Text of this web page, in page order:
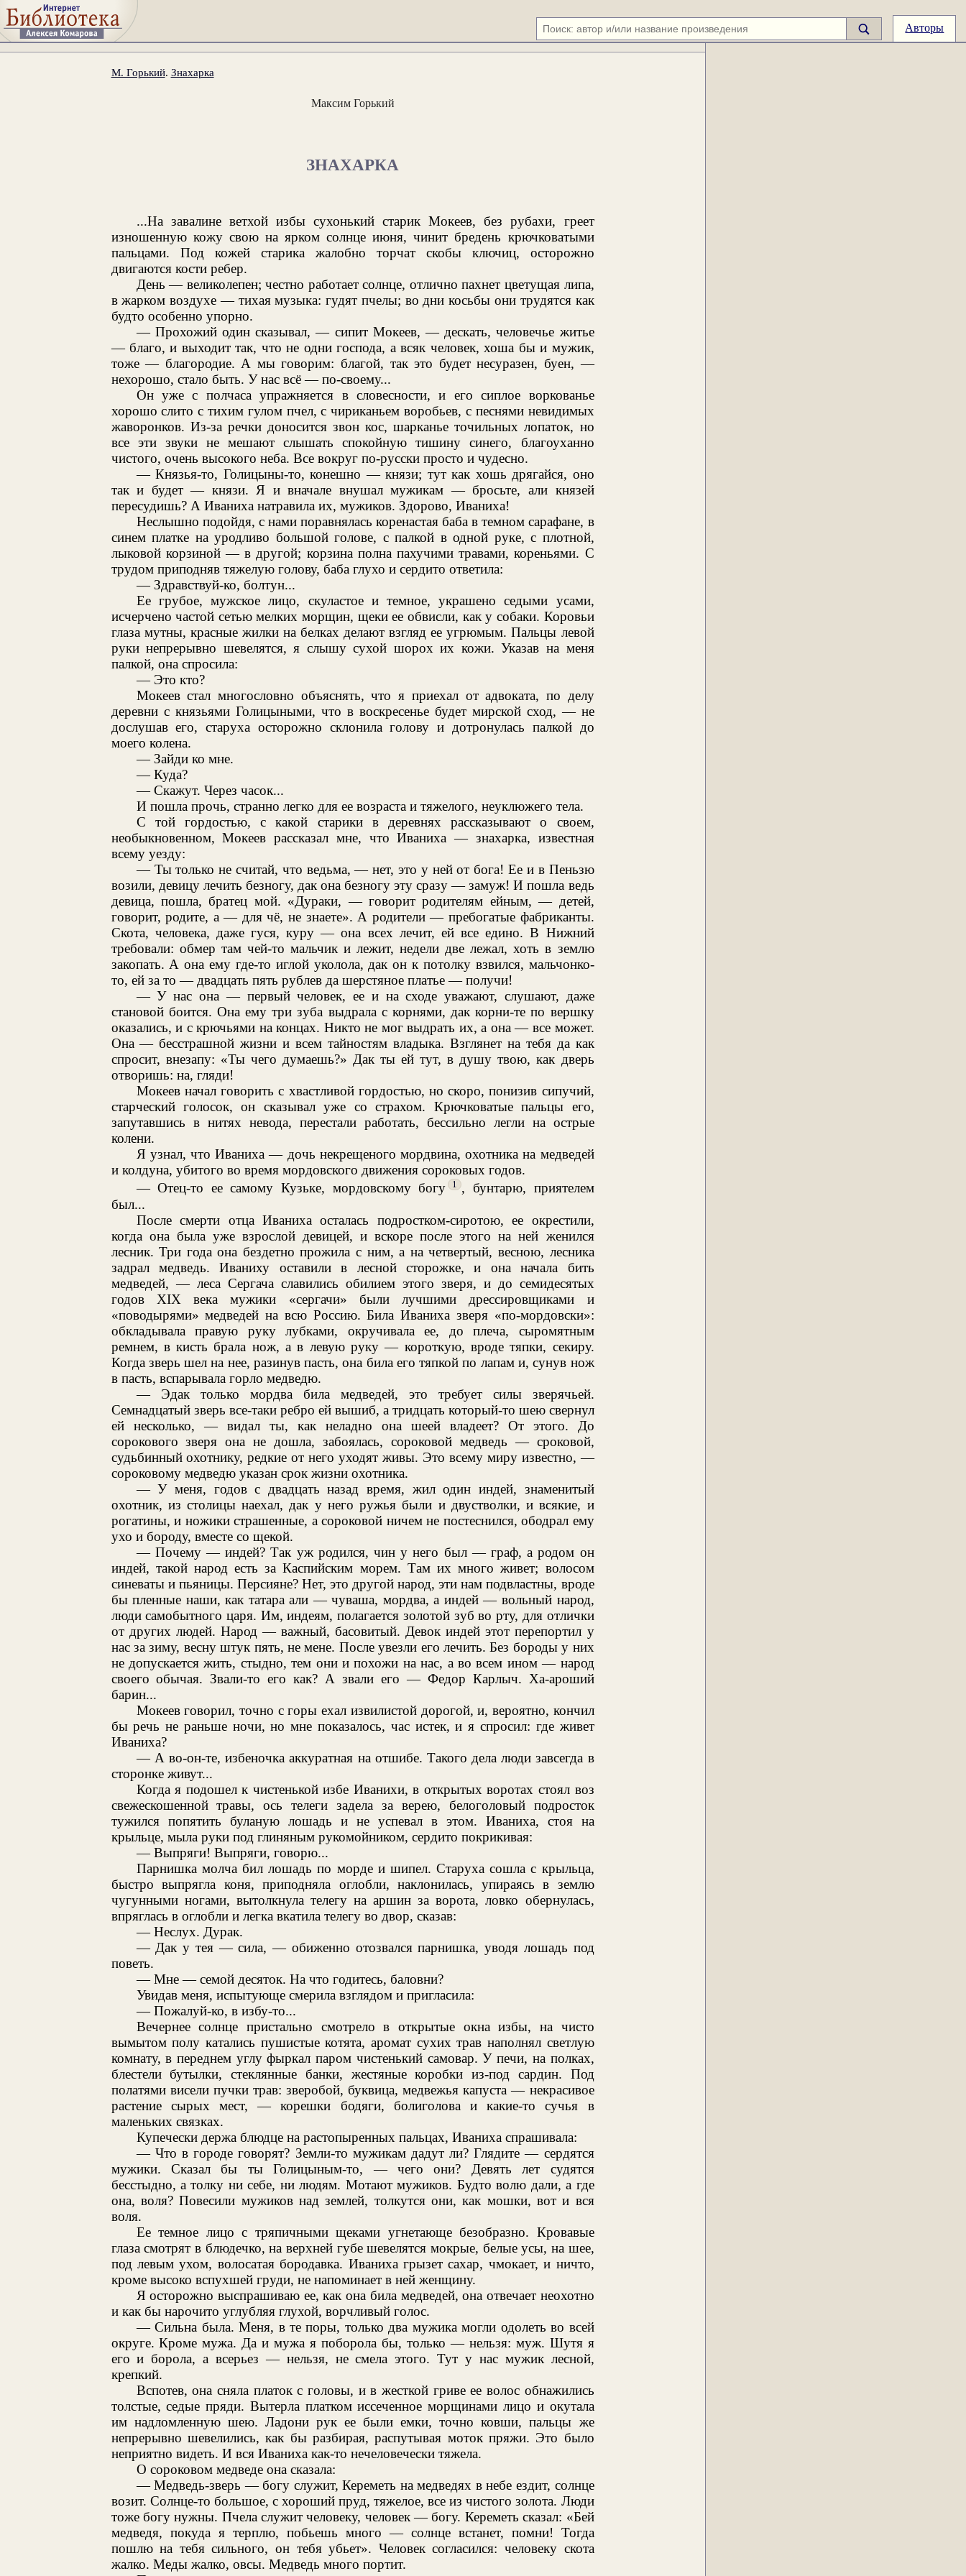
Авторы
М. Горький. Знахарка
Максим Горький
ЗНАХАРКА
...На завалине ветхой избы сухонький старик Мокеев, без рубахи, греет
изношенную кожу свою на ярком солнце июня, чинит бредень крючковатыми
пальцами. Под кожей старика жалобно торчат скобы ключиц, осторожно
двигаются кости ребер.
День — великолепен; честно работает солнце, отлично пахнет цветущая липа,
в жарком воздухе — тихая музыка: гудят пчелы; во дни косьбы они трудятся как
будто особенно упорно.
— Прохожий один сказывал, — сипит Мокеев, — дескать, человечье житье
— благо, и выходит так, что не одни господа, а всяк человек, хоша бы и мужик,
тоже — благородие. А мы говорим: благой, так это будет несуразен, буен, —
нехорошо, стало быть. У нас всё — по-своему...
Он уже с полчаса упражняется в словесности, и его сиплое воркованье
хорошо слито с тихим гулом пчел, с чириканьем воробьев, с песнями невидимых
жаворонков. Из-за речки доносится звон кос, шарканье точильных лопаток, но
все эти звуки не мешают слышать спокойную тишину синего, благоуханно
чистого, очень высокого неба. Все вокруг по-русски просто и чудесно.
— Князья-то, Голицыны-то, конешно — князи; тут как хошь дрягайся, оно
так и будет — князи. Я и вначале внушал мужикам — бросьте, али князей
пересудишь? А Иваниха натравила их, мужиков. Здорово, Иваниха!
Неслышно подойдя, с нами поравнялась коренастая баба в темном сарафане, в
синем платке на уродливо большой голове, с палкой в одной руке, с плотной,
лыковой корзиной — в другой; корзина полна пахучими травами, кореньями. С
трудом приподняв тяжелую голову, баба глухо и сердито ответила:
— Здравствуй-ко, болтун...
Ее грубое, мужское лицо, скуластое и темное, украшено седыми усами,
исчерчено частой сетью мелких морщин, щеки ее обвисли, как у собаки. Коровьи
глаза мутны, красные жилки на белках делают взгляд ее угрюмым. Пальцы левой
руки непрерывно шевелятся, я слышу сухой шорох их кожи. Указав на меня
палкой, она спросила:
— Это кто?
Мокеев стал многословно объяснять, что я приехал от адвоката, по делу
деревни с князьями Голицыными, что в воскресенье будет мирской сход, — не
дослушав его, старуха осторожно склонила голову и дотронулась палкой до
моего колена.
— Зайди ко мне.
— Куда?
— Скажут. Через часок...
И пошла прочь, странно легко для ее возраста и тяжелого, неуклюжего тела.
С той гордостью, с какой старики в деревнях рассказывают о своем,
необыкновенном, Мокеев рассказал мне, что Иваниха — знахарка, известная
всему уезду:
— Ты только не считай, что ведьма, — нет, это у ней от бога! Ее и в Пеньзю
возили, девицу лечить безногу, дак она безногу эту сразу — замуж! И пошла ведь
девица, пошла, братец мой. «Дураки, — говорит родителям ейным, — детей,
говорит, родите, а — для чё, не знаете». А родители — пребогатые фабриканты.
Скота, человека, даже гуся, куру — она всех лечит, ей все едино. В Нижний
требовали: обмер там чей-то мальчик и лежит, недели две лежал, хоть в землю
закопать. А она ему где-то иглой уколола, дак он к потолку взвился, мальчонко-
то, ей за то — двадцать пять рублев да шерстяное платье — получи!
— У нас она — первый человек, ее и на сходе уважают, слушают, даже
становой боится. Она ему три зуба выдрала с корнями, дак корни-те по вершку
оказались, и с крючьями на концах. Никто не мог выдрать их, а она — все может.
Она — бесстрашной жизни и всем тайностям владыка. Взглянет на тебя да как
спросит, внезапу: «Ты чего думаешь?» Дак ты ей тут, в душу твою, как дверь
отворишь: на, гляди!
Мокеев начал говорить с хвастливой гордостью, но скоро, понизив сипучий,
старческий голосок, он сказывал уже со страхом. Крючковатые пальцы его,
запутавшись в нитях невода, перестали работать, бессильно легли на острые
колени.
Я узнал, что Иваниха — дочь некрещеного мордвина, охотника на медведей
и колдуна, убитого во время мордовского движения сороковых годов.
— Отец-то ее самому Кузьке, мордовскому богу
1 , бунтарю, приятелем
был...
После смерти отца Иваниха осталась подростком-сиротою, ее окрестили,
когда она была уже взрослой девицей, и вскоре после этого на ней женился
лесник. Три года она бездетно прожила с ним, а на четвертый, весною, лесника
задрал медведь. Иваниху оставили в лесной сторожке, и она начала бить
медведей, — леса Сергача славились обилием этого зверя, и до семидесятых
годов XIX века мужики «сергачи» были лучшими дрессировщиками и
«поводырями» медведей на всю Россию. Била Иваниха зверя «по-мордовски»:
обкладывала правую руку лубками, окручивала ее, до плеча, сыромятным
ремнем, в кисть брала нож, а в левую руку — короткую, вроде тяпки, секиру.
Когда зверь шел на нее, разинув пасть, она била его тяпкой по лапам и, сунув нож
в пасть, вспарывала горло медведю.
— Эдак только мордва била медведей, это требует силы зверячьей.
Семнадцатый зверь все-таки ребро ей вышиб, а тридцать который-то шею свернул
ей несколько, — видал ты, как неладно она шеей владеет? От этого. До
сорокового зверя она не дошла, забоялась, сороковой медведь — сроковой,
судьбинный охотнику, редкие от него уходят живы. Это всему миру известно, —
сороковому медведю указан срок жизни охотника.
— У меня, годов с двадцать назад время, жил один индей, знаменитый
охотник, из столицы наехал, дак у него ружья были и двустволки, и всякие, и
рогатины, и ножики страшенные, а сороковой ничем не постеснился, ободрал ему
ухо и бороду, вместе со щекой.
— Почему — индей? Так уж родился, чин у него был — граф, а родом он
индей, такой народ есть за Каспийским морем. Там их много живет; волосом
синеваты и пьяницы. Персияне? Нет, это другой народ, эти нам подвластны, вроде
бы пленные наши, как татара али — чуваша, мордва, а индей — вольный народ,
люди самобытного царя. Им, индеям, полагается золотой зуб во рту, для отлички
от других людей. Народ — важный, басовитый. Девок индей этот перепортил у
нас за зиму, весну штук пять, не мене. После увезли его лечить. Без бороды у них
не допускается жить, стыдно, тем они и похожи на нас, а во всем ином — народ
своего обычая. Звали-то его как? А звали его — Федор Карлыч. Ха-ароший
барин...
Мокеев говорил, точно с горы ехал извилистой дорогой, и, вероятно, кончил
бы речь не раньше ночи, но мне показалось, час истек, и я спросил: где живет
Иваниха?
— А во-он-те, избеночка аккуратная на отшибе. Такого дела люди завсегда в
сторонке живут...
Когда я подошел к чистенькой избе Иванихи, в открытых воротах стоял воз
свежескошенной травы, ось телеги задела за верею, белоголовый подросток
тужился попятить буланую лошадь и не успевал в этом. Иваниха, стоя на
крыльце, мыла руки под глиняным рукомойником, сердито покрикивая:
— Выпряги! Выпряги, говорю...
Парнишка молча бил лошадь по морде и шипел. Старуха сошла с крыльца,
быстро выпрягла коня, приподняла оглобли, наклонилась, упираясь в землю
чугунными ногами, вытолкнула телегу на аршин за ворота, ловко обернулась,
впряглась в оглобли и легка вкатила телегу во двор, сказав:
— Неслух. Дурак.
— Дак у тея — сила, — обиженно отозвался парнишка, уводя лошадь под
поветь.
— Мне — семой десяток. На что годитесь, баловни?
Увидав меня, испытующе смерила взглядом и пригласила:
— Пожалуй-ко, в избу-то...
Вечернее солнце пристально смотрело в открытые окна избы, на чисто
вымытом полу катались пушистые котята, аромат сухих трав наполнял светлую
комнату, в переднем углу фыркал паром чистенький самовар. У печи, на полках,
блестели бутылки, стеклянные банки, жестяные коробки из-под сардин. Под
полатями висели пучки трав: зверобой, буквица, медвежья капуста — некрасивое
растение сырых мест, — корешки бодяги, болиголова и какие-то сучья в
маленьких связках.
Купечески держа блюдце на растопыренных пальцах, Иваниха спрашивала:
— Что в городе говорят? Земли-то мужикам дадут ли? Глядите — сердятся
мужики. Сказал бы ты Голицыным-то, — чего они? Девять лет судятся
бесстыдно, а толку ни себе, ни людям. Мотают мужиков. Будто волю дали, а где
она, воля? Повесили мужиков над землей, толкутся они, как мошки, вот и вся
воля.
Ее темное лицо с тряпичными щеками угнетающе безобразно. Кровавые
глаза смотрят в блюдечко, на верхней губе шевелятся мокрые, белые усы, на шее,
под левым ухом, волосатая бородавка. Иваниха грызет сахар, чмокает, и ничто,
кроме высоко вспухшей груди, не напоминает в ней женщину.
Я осторожно выспрашиваю ее, как она била медведей, она отвечает неохотно
и как бы нарочито углубляя глухой, ворчливый голос.
— Сильна была. Меня, в те поры, только два мужика могли одолеть во всей
округе. Кроме мужа. Да и мужа я поборола бы, только — нельзя: муж. Шутя я
его и борола, а всерьез — нельзя, не смела этого. Тут у нас мужик лесной,
крепкий.
Вспотев, она сняла платок с головы, и в жесткой гриве ее волос обнажились
толстые, седые пряди. Вытерла платком иссеченное морщинами лицо и окутала
им надломленную шею. Ладони рук ее были емки, точно ковши, пальцы же
непрерывно шевелились, как бы разбирая, распутывая моток пряжи. Это было
неприятно видеть. И вся Иваниха как-то нечеловечески тяжела.
О сороковом медведе она сказала:
— Медведь-зверь — богу служит, Кереметь на медведях в небе ездит, солнце
возит. Солнце-то большое, с хороший пруд, тяжелое, все из чистого золота. Люди
тоже богу нужны. Пчела служит человеку, человек — богу. Кереметь сказал: «Бей
медведя, покуда я терплю, побьешь много — солнце встанет, помни! Тогда
пошлю на тебя сильного, он тебя убьет». Человек согласился: человеку скота
жалко. Меды жалко, овсы. Медведь много портит.